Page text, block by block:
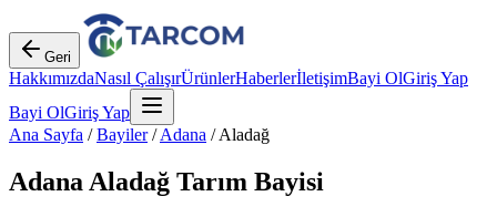
Geri
HakkımızdaNasıl ÇalışırÜrünlerHaberlerİletişimBayi OlGiriş Yap
Bayi OlGiriş Yap
Ana Sayfa /Bayiler/Adana /Aladağ
Adana Aladağ Tarım Bayisi